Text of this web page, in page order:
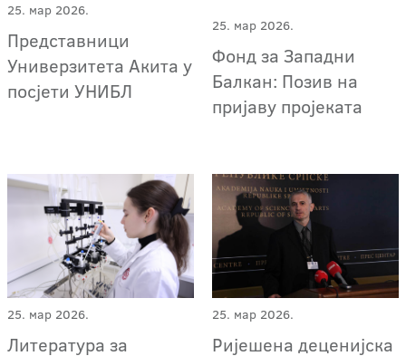
25. мар 2026.
Представници
Универзитета Акита у
посјети УНИБЛ
25. мар 2026.
Фонд за Западни
Балкан: Позив на
пријаву пројеката
25. мар 2026.
Литература за
25. мар 2026.
Ријешена деценијска